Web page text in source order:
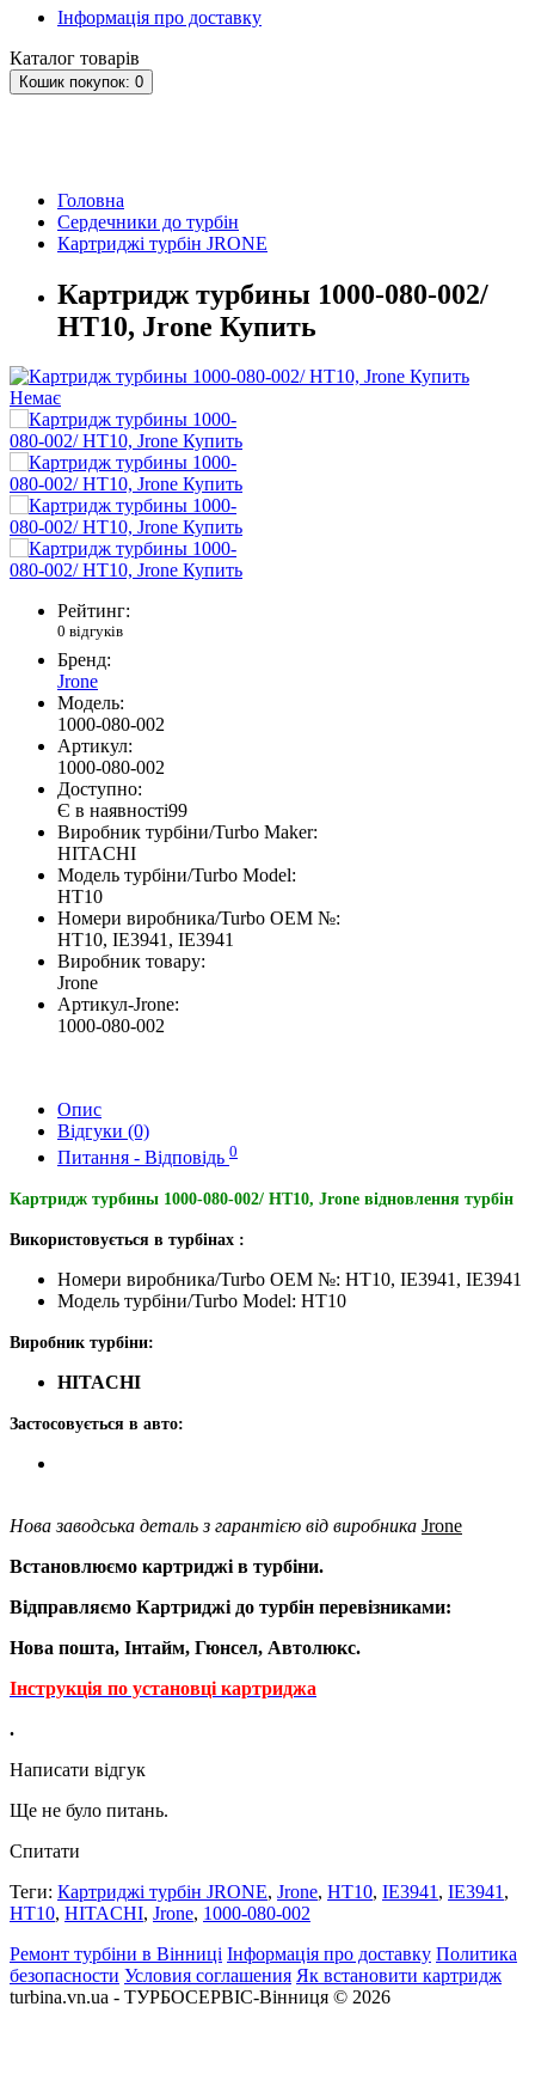
Інформація про доставку
Каталог товарів
Кошик покупок: 0
Головна
Сердечники до турбін
Картриджі турбін JRONE
Картридж турбины 1000-080-002/
HT10, Jrone Купить
Немає
Рейтинг:
0 відгуків
Бренд:
Jrone
Модель:
1000-080-002
Артикул:
1000-080-002
Доступно:
Є в наявності99
Виробник турбіни/Turbo Maker:
HITACHI
Модель турбіни/Turbo Model:
HT10
Номери виробника/Turbo OEM №:
HT10, IE3941, IE3941
Виробник товару:
Jrone
Артикул-Jrone:
1000-080-002
Опис
Відгуки (0)
Питання - Відповідь 0
Картридж турбины 1000-080-002/ HT10, Jrone відновлення турбін
Використовується в турбінах :
Номери виробника/Turbo OEM №: HT10, IE3941, IE3941
Модель турбіни/Turbo Model: HT10
Виробник турбіни:
HITACHI
Застосовується в авто:
Нова заводська деталь з гарантією від виробника Jrone
Встановлюємо картриджі в турбіни.
Відправляємо Картриджі до турбін перевізниками:
Нова пошта, Інтайм, Гюнсел, Автолюкс.
Інструкція по установці картриджа
.
Написати відгук
Ще не було питань.
Спитати
Теги: Картриджі турбін JRONE, Jrone, HT10, IE3941 , IE3941 ,
HT10, HITACHI, Jrone, 1000-080-002
Ремонт турбіни в Вінниці Інформація про доставку Политика
безопасности Условия соглашения Як встановити картридж
turbina.vn.ua - ТУРБОСЕРВІС-Вінниця © 2026